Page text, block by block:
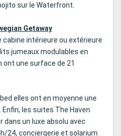
sur le Waterfront.
Getaway
cabine intérieure ou extérieure
jumeaux modulables en
ont une surface de 21
elles ont en moyenne une
les suites The Haven
un luxe absolu avec
24, conciergerie et solarium